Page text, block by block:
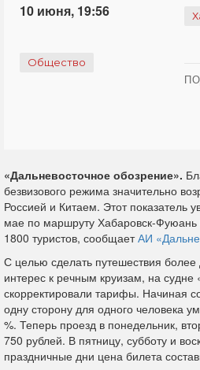
10 июня, 19:56
Общество
«Дальневосточное обозрение».
безвизового режима значительно
Россией и Китаем. Этот показатель
мае по маршруту Хабаровск-
1800 туристов, сообщаетАИ
С целью сделать путешествия
интерес к речным круизам, на
скорректировали тарифы. Начиная
одну сторону для одного человека
%. Теперь проезд в понедельник,
750 рублей. В пятницу, субботу и
праздничные дни цена билета